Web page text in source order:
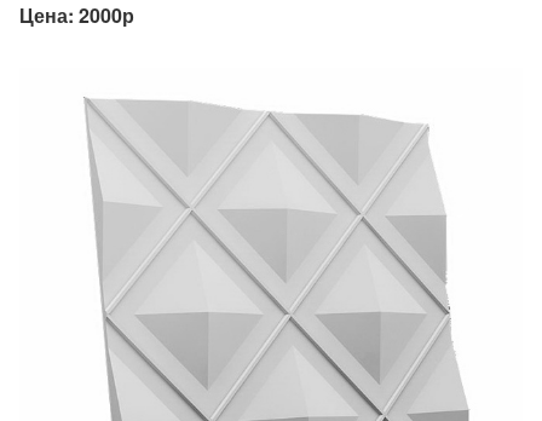
Цена: 2000р